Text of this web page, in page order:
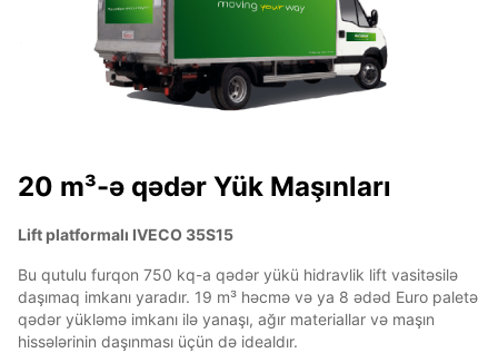
20 m³-ə qədər Yük Maşınları
Lift platformalı IVECO 35S15
Bu qutulu furqon 750 kq-a qədər yükü hidravlik lift vasitəsilə
daşımaq imkanı yaradır. 19 m³ həcmə və ya 8 ədəd Euro paletə
qədər yükləmə imkanı ilə yanaşı, ağır materiallar və maşın
hissələrinin daşınması üçün də idealdır.